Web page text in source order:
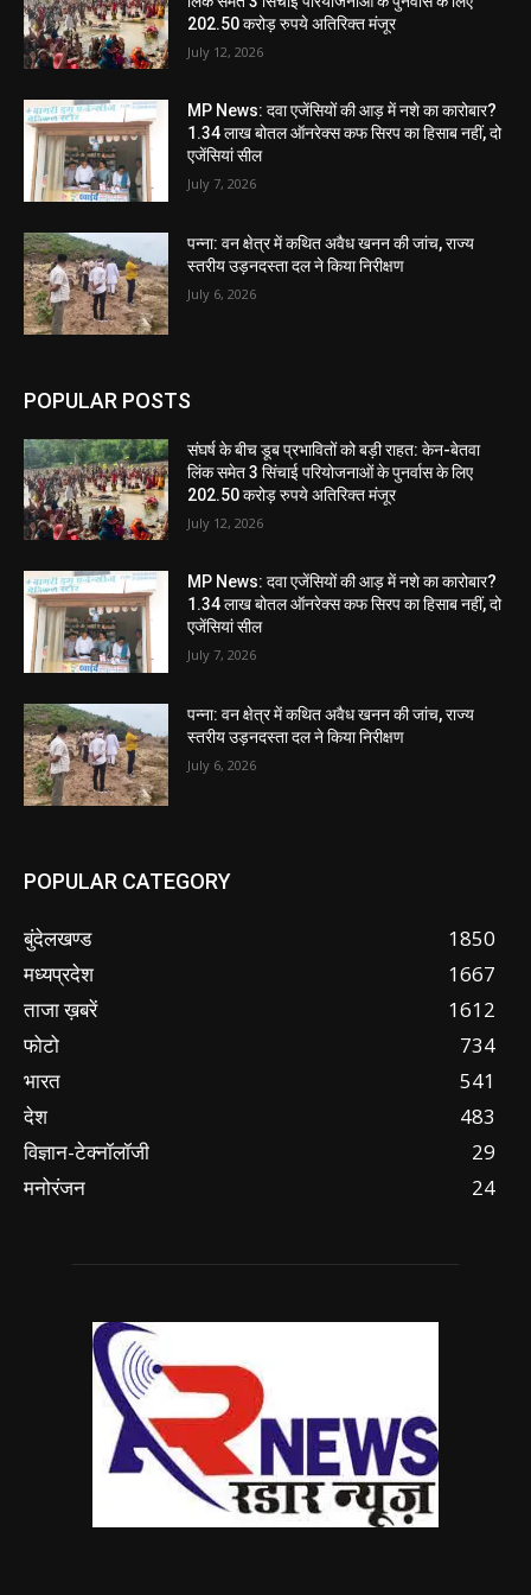
202.50 करोड़ रुपये अतिरिक्त मंजूर
July 12, 2026
MP News: दवा एजेंसियों की आड़ में नशे का कारोबार?
1.34 लाख बोतल ऑनरेक्स कफ सिरप का हिसाब नहीं, दो
एजेंसियां सील
July 7, 2026
पन्ना: वन क्षेत्र में कथित अवैध खनन की जांच, राज्य
स्तरीय उड़नदस्ता दल ने किया निरीक्षण
July 6, 2026
POPULAR POSTS
संघर्ष के बीच डूब प्रभावितों को बड़ी राहत: केन-बेतवा
लिंक समेत 3 सिंचाई परियोजनाओं के पुनर्वास के लिए
202.50 करोड़ रुपये अतिरिक्त मंजूर
July 12, 2026
MP News: दवा एजेंसियों की आड़ में नशे का कारोबार?
1.34 लाख बोतल ऑनरेक्स कफ सिरप का हिसाब नहीं, दो
एजेंसियां सील
July 7, 2026
पन्ना: वन क्षेत्र में कथित अवैध खनन की जांच, राज्य
स्तरीय उड़नदस्ता दल ने किया निरीक्षण
July 6, 2026
POPULAR CATEGORY
बुंदेलखण्ड
1850
मध्यप्रदेश
1667
ताजा ख़बरें
1612
फोटो
734
भारत
541
देश
483
विज्ञान-टेक्नॉलॉजी
29
मनोरंजन
24